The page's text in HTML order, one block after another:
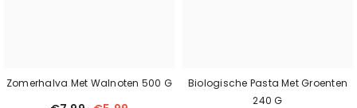
Zomerhalva Met Walnoten 500 G
Biologische Pasta Met Groenten
240 G